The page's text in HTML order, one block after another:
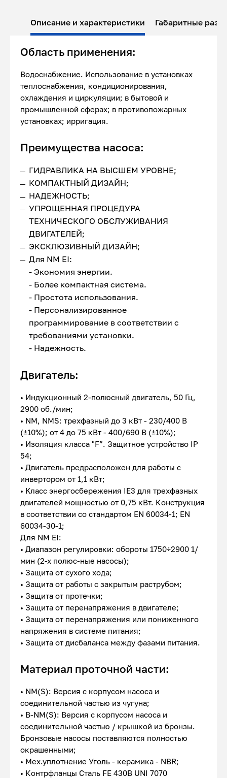
Описание и характеристики Габаритные
Область применения:
Водоснабжение. Использование в установках
теплоснабжения, кондиционирования,
охлаждения и циркуляции; в бытовой и
промышленной сферах; в противопожарных
установках; ирригация.
Преимущества насоса:
ГИДРАВЛИКА НА ВЫСШЕМ УРОВНЕ;
КОМПАКТНЫЙ ДИЗАЙН;
НАДЕЖНОСТЬ;
УПРОЩЕННАЯ ПРОЦЕДУРА
ТЕХНИЧЕСКОГО ОБСЛУЖИВАНИЯ
ДВИГАТЕЛЕЙ;
ЭКСКЛЮЗИВНЫЙ ДИЗАЙН;
Для NM EI:
- Экономия энергии.
- Более компактная система.
- Простота использования.
- Персонализированное
программирование в соответствии с
требованиями установки.
- Надежность.
Двигатель:
• Индукционный 2-полюсный двигатель, 50 Гц,
2900 об./мин;
• NM, NMS: трехфазный до 3 кВт - 230/400 В
(±10%); от 4 до 75 кВт - 400/690 В (±10%);
• Изоляция класса "F”. Защитное устройство IP
54;
• Двигатель предрасположен для работы с
инвертором от 1,1 кВт;
• Kласс энергосбережения IE3 для трехфазных
двигателей мощностью от 0,75 кВт. Конструкция
в соответствии со стандартом EN 60034-1; EN
60034-30-1;
Для NM EI:
• Диапазон регулировки: обороты 1750÷2900 1/
мин (2-х полюс-ные насосы);
• Защита от сухого хода;
• Защита от работы с закрытым раструбом;
• Защита от протечки;
• Защита от перенапряжения в двигателе;
• Защита от перенапряжения или пониженного
напряжения в системе питания;
• Защита от дисбаланса между фазами питания.
Материал проточной части:
• NM(S): Версия с корпусом насоса и
соединительной частью из чугуна;
• B-NM(S): Версия с корпусом насоса и
соединительной частью / крышкой из бронзы.
Бронзовые насосы поставляются полностью
окрашенными;
• Мех.уплотнение Уголь - керамика - NBR;
• Контрфланцы Сталь FE 430B UNI 7070